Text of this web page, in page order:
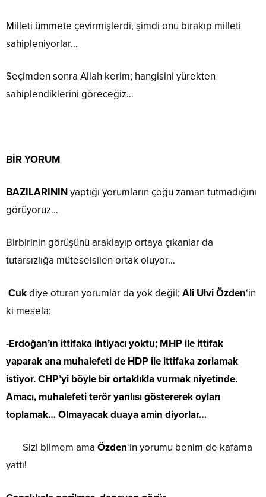
Milleti ümmete çevirmişlerdi, şimdi onu bırakıp milleti
sahipleniyorlar…
Seçimden sonra Allah kerim; hangisini yürekten
sahiplendiklerini göreceğiz…
BİR YORUM
BAZILARININyaptığı yorumların çoğu zaman tutmadığını
görüyoruz…
Birbirinin görüşünü araklayıp ortaya çıkanlar da
tutarsızlığa müteselsilen ortak oluyor…
Cukdiye oturan yorumlar da yok değil; Ali Ulvi Özden‘in
ki mesela:
-Erdoğan’ın ittifaka ihtiyacı yoktu; MHP ile ittifak
yaparak ana muhalefeti de HDP ile ittifaka zorlamak
istiyor. CHP’yi böyle bir ortaklıkla vurmak niyetinde.
Amacı, muhalefeti terör yanlısı göstererek oyları
toplamak… Olmayacak duaya amin diyorlar…
Sizi bilmem ama Özden‘in yorumu benim de kafama
yattı!